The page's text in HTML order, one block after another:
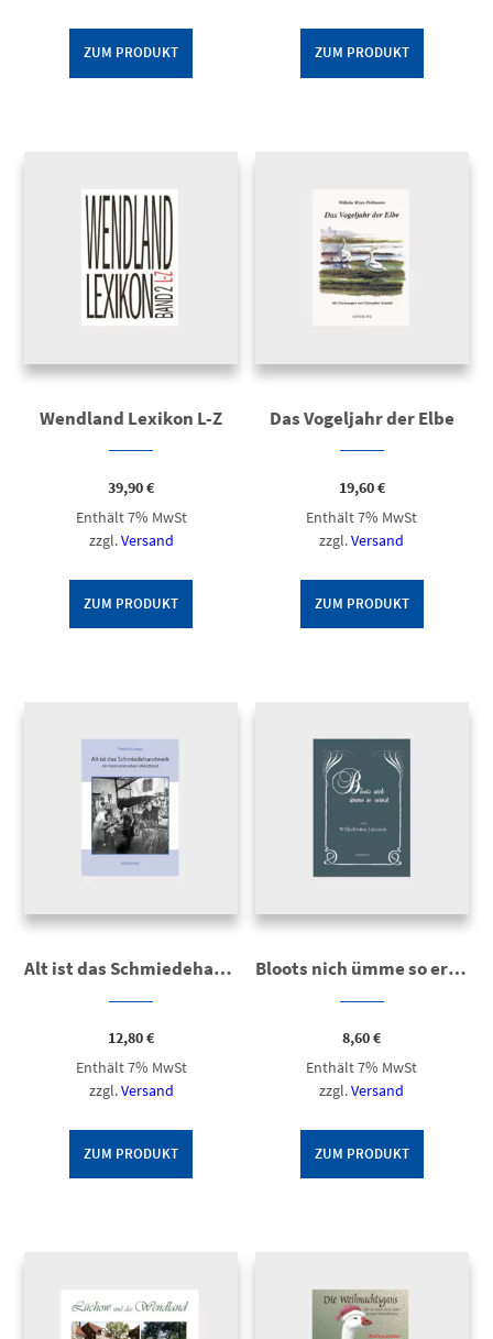
ZUM PRODUKT ZUM PRODUKT
Wendland Lexikon L-Z
39,90€
Enthält 7% MwSt
zzgl.Versand
ZUM PRODUKT
Das Vogeljahr der Elbe
19,60€
Enthält 7% MwSt
zzgl.Versand
ZUM PRODUKT
Alt ist das Schmiedehandwerk
12,80€
Enthält 7% MwSt
zzgl.Versand
ZUM PRODUKT
Bloots nich ümme so ernst
8,60€
Enthält 7% MwSt
zzgl.Versand
ZUM PRODUKT